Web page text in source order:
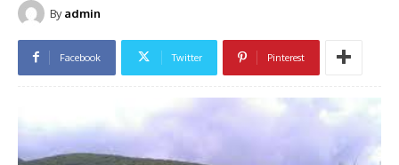
By admin
Facebook Twitter Pinterest